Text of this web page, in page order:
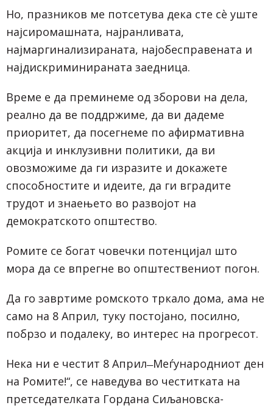
Но, празников ме потсетува дека сте сè уште
најсиромашната, најранливата,
најмаргинализираната, најобесправената и
најдискриминираната заедница.
Време е да преминеме од зборови на дела,
реално да ве поддржиме, да ви дадеме
приоритет, да посегнеме по афирмативна
акција и инклузивни политики, да ви
овозможиме да ги изразите и докажете
способностите и идеите, да ги вградите
трудот и знаењето во развојот на
демократското општество.
Ромите се богат човечки потенцијал што
мора да се впрегне во општествениот погон.
Да го завртиме ромското тркало дома, ама не
само на 8 Април, туку постојано, посилно,
побрзо и подалеку, во интерес на прогресот.
Нека ни е честит 8 Април ̶ Меѓународниот ден
на Ромите!“, се наведува во честитката на
претседателката Гордана Сиљановска-